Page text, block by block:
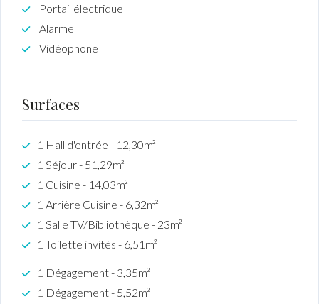
Portail électrique
Alarme
Vidéophone
Surfaces
1 Hall d'entrée - 12,30m²
1 Séjour - 51,29m²
1 Cuisine - 14,03m²
1 Arrière Cuisine - 6,32m²
1 Salle TV/Bibliothèque - 23m²
1 Toilette invités - 6,51m²
1 Dégagement - 3,35m²
1 Dégagement - 5,52m²